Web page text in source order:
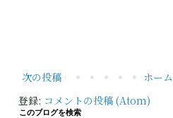
次の投稿
ホーム
登録: コメントの投稿 (Atom)
このブログを検索